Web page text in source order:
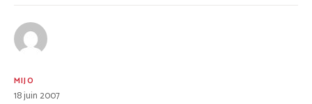
MIJO
18 juin 2007